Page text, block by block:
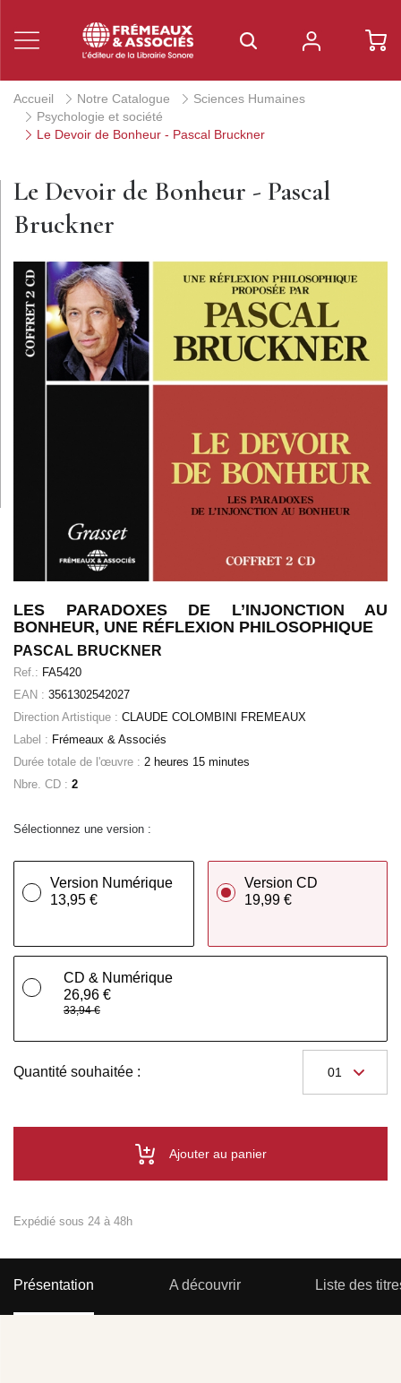
Accueil Notre Catalogue
Sciences Humaines
Psychologie et société
Le Devoir de Bonheur - Pascal Bruckner
Le Devoir de Bonheur - Pascal
Bruckner
LES PARADOXES DE L’INJONCTION AU
BONHEUR, UNE RÉFLEXION PHILOSOPHIQUE
PASCAL BRUCKNER
Ref.: FA5420
EAN : 3561302542027
Direction Artistique : CLAUDE COLOMBINI FREMEAUX
Label : Frémeaux & Associés
Durée totale de l'œuvre : 2 heures 15 minutes
Nbre. CD : 2
Sélectionnez une version :
Version Numérique
13,95 €
Version CD
19,99 €
CD & Numérique
26,96 €
33,94 €
Quantité souhaitée :
Ajouter au panier
Expédié sous 24 à 48h
Présentation A découvrir Liste des